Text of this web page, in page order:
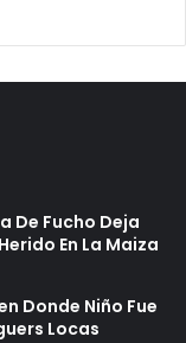
De Fucho Deja
En La Maiza
Donde Niño Fue
Locas